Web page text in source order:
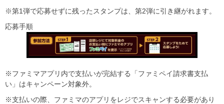
※第1弾で応募せずに残ったスタンプは、第2弾に引き継がれます。
応募手順
※ファミマアプリ内で支払いが完結する「ファミペイ請求書支払
い」はキャンペーン対象外。
※支払いの際、ファミマのアプリをレジでスキャンする必要があり